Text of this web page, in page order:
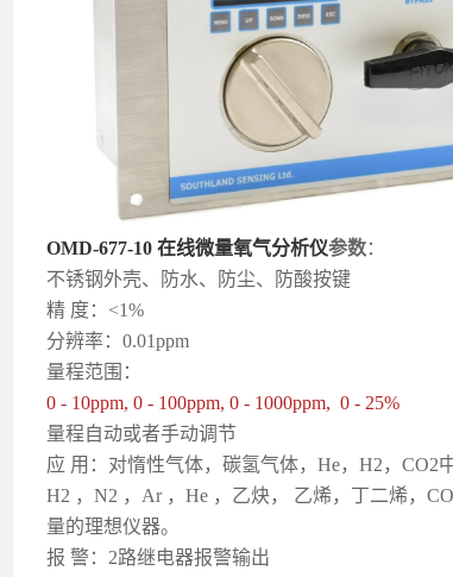
OMD-677-10在线微量氧气分析仪参数：
不锈钢外壳、防水、防尘、防酸按键
精 度：<1%
分辨率：0.01ppm
量程范围：
0 - 10ppm, 0 - 100ppm, 0 - 1000ppm, 0 - 25%
量程自动或者手动调节
应 用：对惰性气体，碳氢气体，He，H2，CO2
H2 ，N2 ，Ar ，He ，乙炔， 乙烯，丁二烯，
量的理想仪器。
报 警：2路继电器报警输出